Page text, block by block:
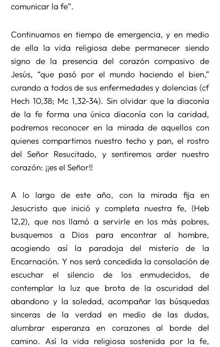
comunicar la fe”.
Continuamos en tiempo de emergencia, y en medio
de ella la vida religiosa debe permanecer siendo
signo de la presencia del corazón compasivo de
Jesús, “que pasó por el mundo haciendo el bien,”
curando a todos de sus enfermedades y dolencias (cf
Hech 10,38; Mc 1,32-34). Sin olvidar que la diaconía
de la fe forma una única diaconía con la caridad,
podremos reconocer en la mirada de aquellos con
quienes compartimos nuestro techo y pan, el rostro
del Señor Resucitado, y sentiremos arder nuestro
corazón: ¡¡es el Señor!!
A lo largo de este año, con la mirada fija en
Jesucristo que inició y completa nuestra fe, (Heb
12,2), que nos llamó a servirle en los más pobres,
busquemos a Dios para encontrar al hombre,
acogiendo así la paradoja del misterio de la
Encarnación. Y nos será concedida la consolación de
escuchar el silencio de los enmudecidos, de
contemplar la luz que brota de la oscuridad del
abandono y la soledad, acompañar las búsquedas
sinceras de la verdad en medio de las dudas,
alumbrar esperanza en corazones al borde del
camino. Así la vida religiosa sostenida por la fe,